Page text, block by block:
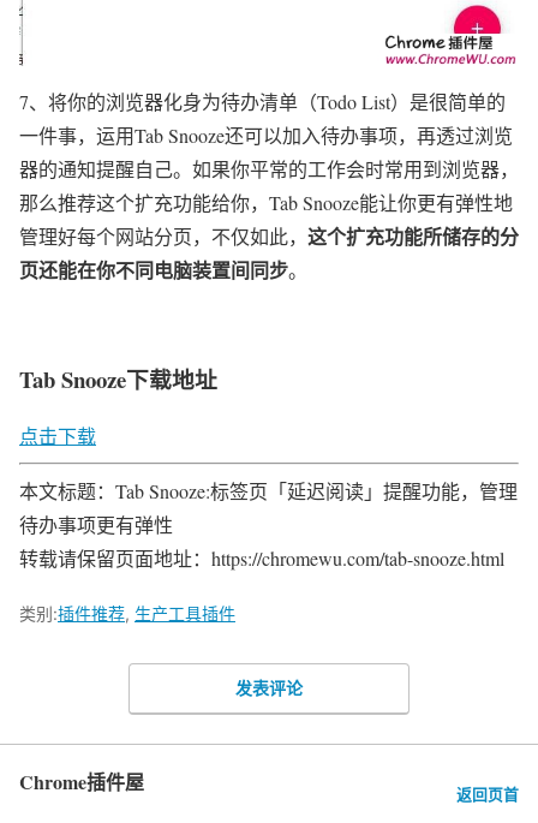
7、将你的浏览器化身为待办清单（Todo List）是很简单的
一件事，运用Tab Snooze还可以加入待办事项，再透过浏览
器的通知提醒自己。如果你平常的工作会时常用到浏览器，
那么推荐这个扩充功能给你，Tab Snooze能让你更有弹性地
管理好每个网站分页，不仅如此， 这个扩充功能所储存的分
页还能在你不同电脑装置间同步。
Tab Snooze下载地址
点击下载
本文标题：Tab Snooze:标签页「延迟阅读」提醒功能，管理
待办事项更有弹性
转载请保留页面地址：https://chromewu.com/tab-snooze.html
类别:插件推荐, 生产工具插件
发表评论
Chrome插件屋 返回页首